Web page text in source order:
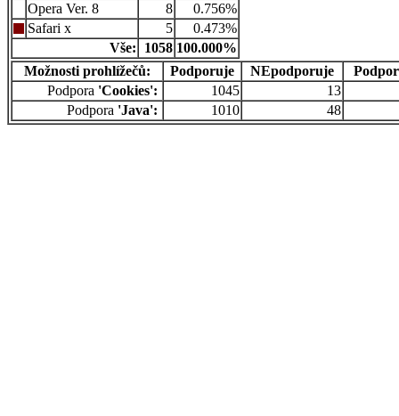
Opera Ver. 8
8
0.756%
Safari x
5
0.473%
Vše:
1058 100.000%
Možnosti prohlížečů: Podporuje NEpodporuje
Podpora 'Cookies': 1045
13
Podpora 'Java': 1010 48